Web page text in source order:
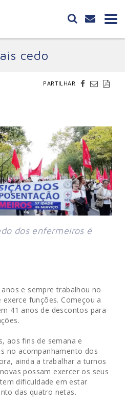
cedo
PARTILHAR
dos enfermeiros é
e sempre trabalhou no
funções. Começou a
41 anos de descontos para
aos fins de semana e
no acompanhamento dos
ainda a trabalhar a turnos
possam exercer os seus
dificuldade em estar
das quatro netas.